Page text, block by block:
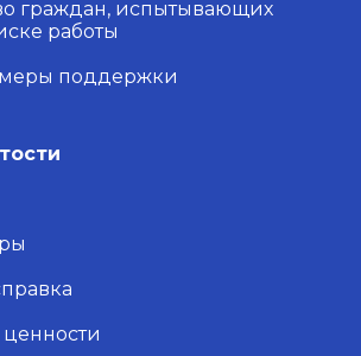
граждан, испытывающих
работы
поддержки